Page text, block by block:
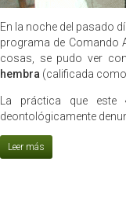
En la noche del pasado
programa de Comando
cosas, se pudo ver
hembra (calificada
La práctica que este
deontológicamente